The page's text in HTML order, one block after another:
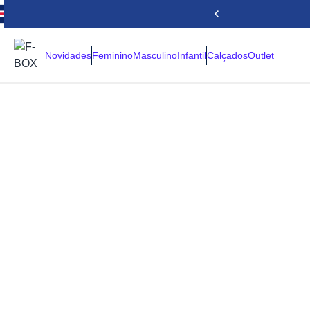
NovidadesFemininoMasculinoInfantilCalçadosOutlet